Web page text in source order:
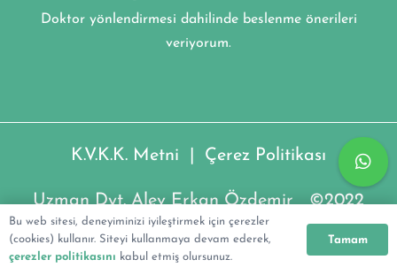
Doktor yönlendirmesi dahilinde beslenme önerileri
veriyorum.
K.V.K.K. Metni Çerez Politikası
Uzman Dyt. Alev Erkan Özdemir ©2022
Bu web sitesi, deneyiminizi iyileştirmek için çerezler
(cookies) kullanır. Siteyi kullanmaya devam ederek,
çerezler politikasını kabul etmiş olursunuz.
Tamam